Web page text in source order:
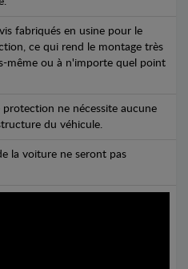
fabriqués en usine pour le
ce qui rend le montage très
même ou à n'importe quel point
ne nécessite aucune
du véhicule.
la voiture ne seront pas